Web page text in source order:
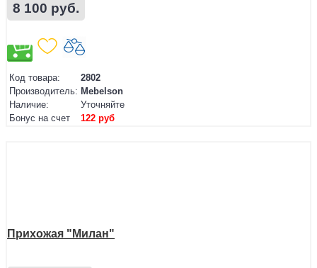
8 100 руб.
Код товара:
2802
Производитель: Mebelson
Наличие:
Уточняйте
Бонус на счет
122 руб
Прихожая "Милан"